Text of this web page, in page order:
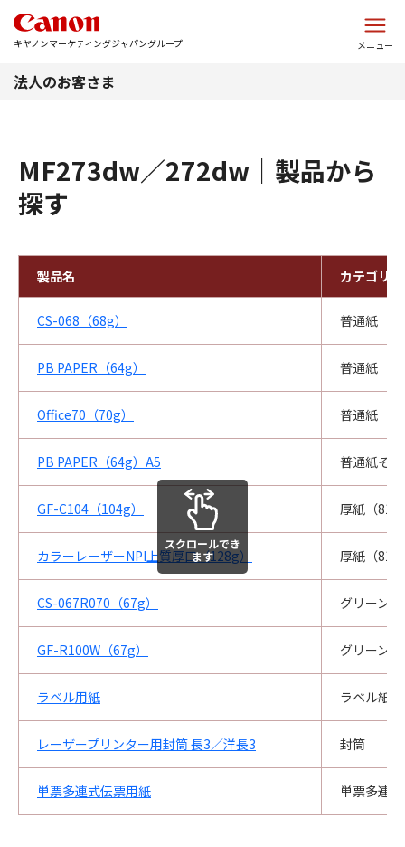
キヤノンマーケティングジャパングループ メニュー
法人のお客さま
MF273dw／272dw｜製品から
探す
製品名 カテゴリ
CS-068（68g） 普通紙
PB PAPER（64g） 普通紙
Office70（70g） 普通紙
PB PAPER（64g）A5 普通紙そ
GF-C104（104g） 厚紙（
カラーレーザーNPI上質厚口（128g） 厚紙（
CS-067R070（67g） グリーン
GF-R100W（67g） グリーン
ラベル用紙 ラベル紙
レーザープリンター用封筒 長3／洋長3 封筒
単票多連式伝票用紙 単票多連
スクロールでき
ます